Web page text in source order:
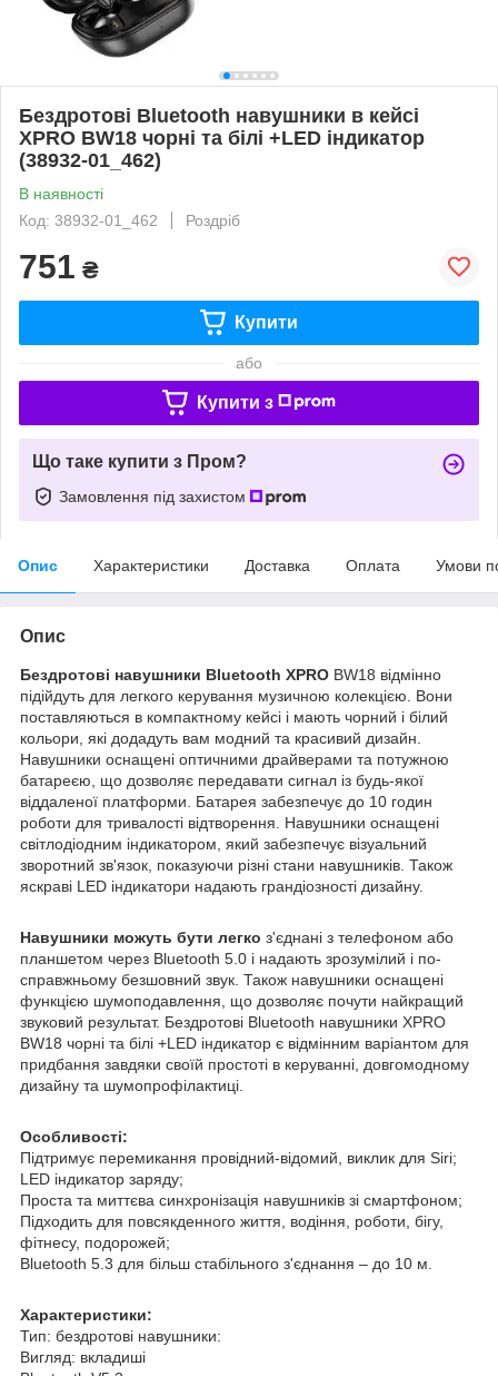
Бездротові Bluetooth навушники в кейсі
XPRO BW18 чорні та білі +LED індикатор
(38932-01_462)
В наявності
Код: 38932-01_462
Роздріб
751 ₴
Купити
або
Купити з
Що таке купити з Пром?
Замовлення під захистом
Опис Характеристики Доставка Оплата Умови
Опис
Бездротові навушники Bluetooth XPRO BW18 відмінно
підійдуть для легкого керування музичною колекцією. Вони
поставляються в компактному кейсі і мають чорний і білий
кольори, які додадуть вам модний та красивий дизайн.
Навушники оснащені оптичними драйверами та потужною
батареєю, що дозволяє передавати сигнал із будь-якої
віддаленої платформи. Батарея забезпечує до 10 годин
роботи для тривалості відтворення. Навушники оснащені
світлодіодним індикатором, який забезпечує візуальний
зворотний зв'язок, показуючи різні стани навушників. Також
яскраві LED індикатори надають грандіозності дизайну.
Навушники можуть бути легко з'єднані з телефоном або
планшетом через Bluetooth 5.0 і надають зрозумілий і по-
справжньому безшовний звук. Також навушники оснащені
функцією шумоподавлення, що дозволяє почути найкращий
звуковий результат. Бездротові Bluetooth навушники XPRO
BW18 чорні та білі +LED індикатор є відмінним варіантом для
придбання завдяки своїй простоті в керуванні, довгомодному
дизайну та шумопрофілактиці.
Особливості:
Підтримує перемикання провідний-відомий, виклик для Siri;
LED індикатор заряду;
Проста та миттєва синхронізація навушників зі смартфоном;
Підходить для повсякденного життя, водіння, роботи, бігу,
фітнесу, подорожей;
Bluetooth 5.3 для більш стабільного з'єднання – до 10 м.
Характеристики:
Тип: бездротові навушники:
Вигляд: вкладиші